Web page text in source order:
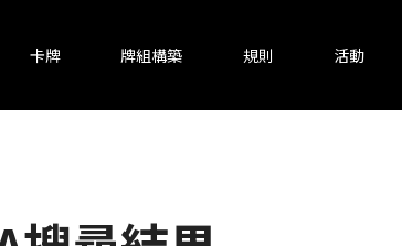
卡牌 牌組構築 規則 活動